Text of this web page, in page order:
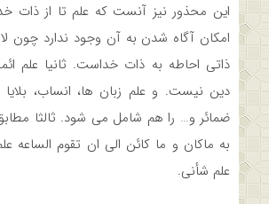
این محذور نیز آنست که علم تا از ذات
امکان آگاه شدن به آن وجود ندارد چون
ذاتی احاطه به ذات خداست. ثانیا علم
دین نیست. و علم زبان ها، انساب، بلایا
ضمائر و… را هم شامل می شود. ثالثا
به ماکان و ما کائن الی ان تقوم الساعه
علم شأنی.